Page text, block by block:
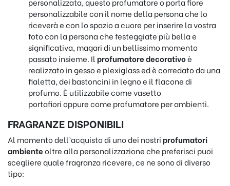
personalizzabile con il nome della persona che lo
riceverà e con lo spazio a cuore per inserire la vostra
foto con la persona che festeggiate più bella e
significativa, magari di un bellissimo momento
passato insieme. Il profumatore decorativoè
realizzato in gesso e plexiglass ed è corredato da una
fialetta, dei bastoncini in legno e il flacone di
profumo. È utilizzabile come vasetto
portafiori oppure come profumatore per ambienti.
FRAGRANZE DISPONIBILI
Al momento dell’acquisto di uno dei nostriprofumatori
ambienteoltre alla personalizzazione che preferisci puoi
scegliere quale fragranza ricevere, ce ne sono di diverso
tipo: